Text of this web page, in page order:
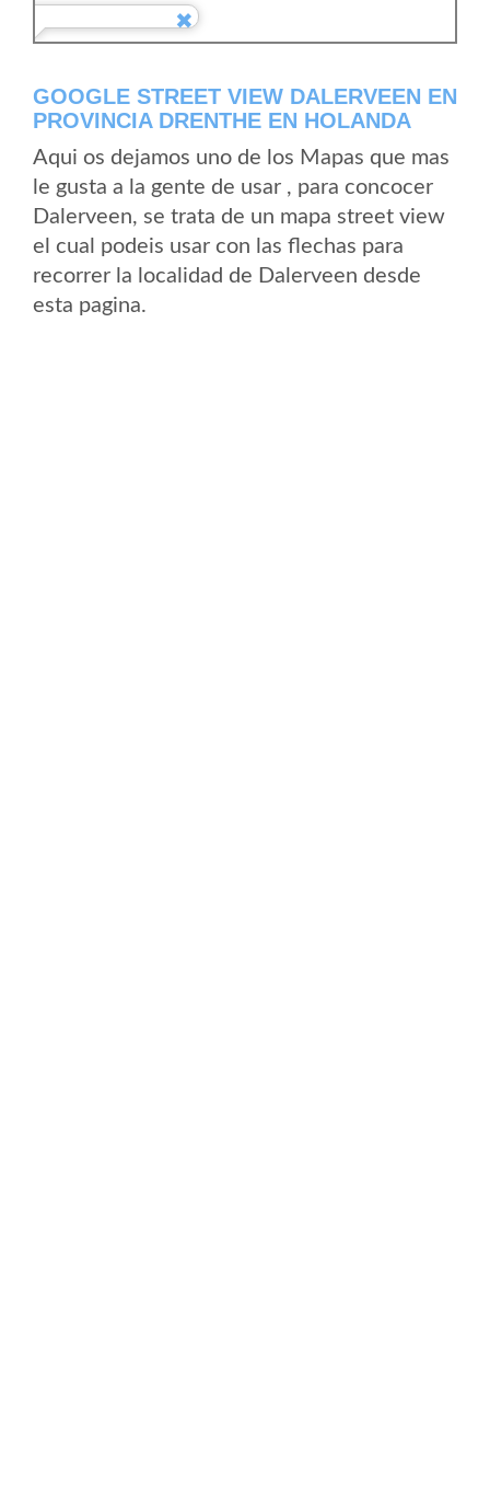
GOOGLE STREET VIEW DALERVEEN EN
PROVINCIA DRENTHE EN HOLANDA
Aqui os dejamos uno de los Mapas que mas
le gusta a la gente de usar , para concocer
Dalerveen, se trata de un mapa street view
el cual podeis usar con las flechas para
recorrer la localidad de Dalerveen desde
esta pagina.